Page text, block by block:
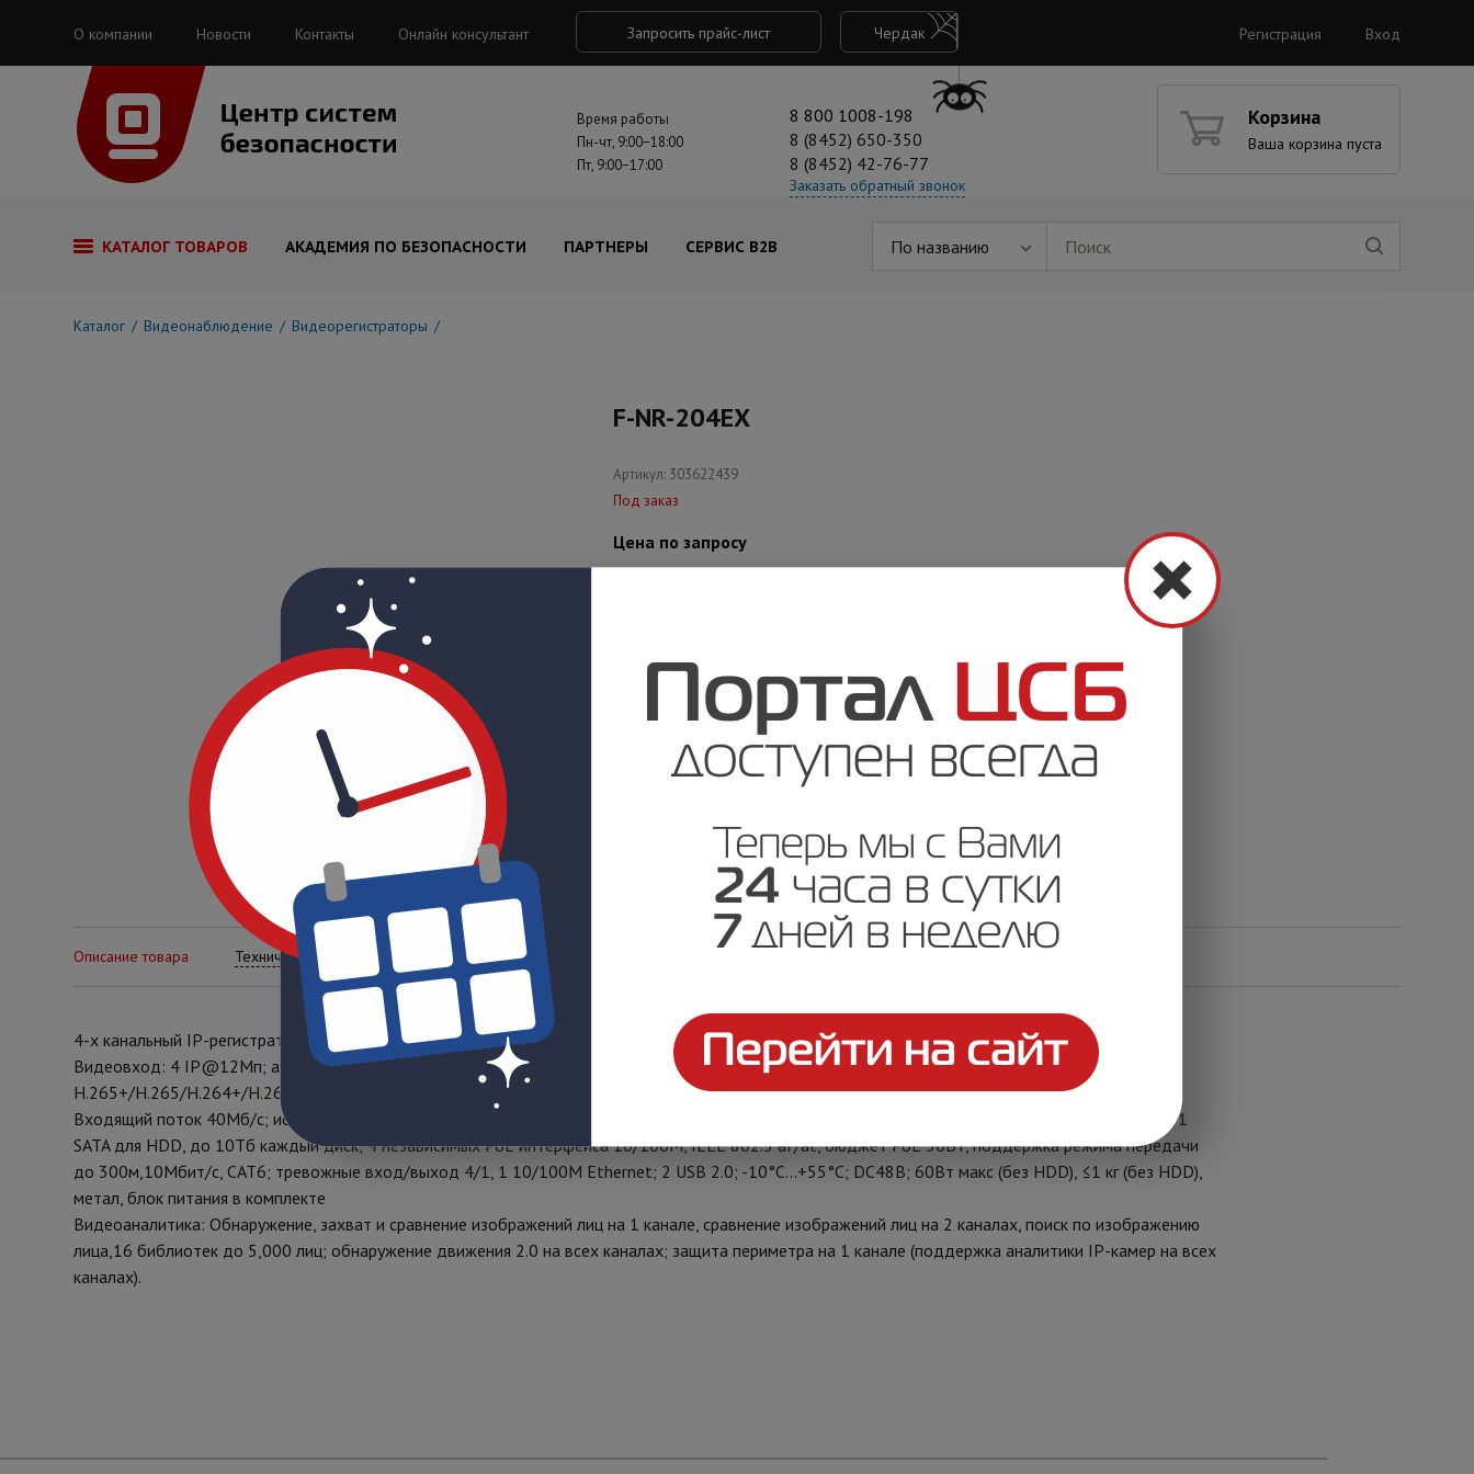
О компании Новости Контакты Онлайн консультант Запросить прайс-лист Чердак Регистрация Вход
Время работы
Пн-чт, 9:00−18:00
Пт, 9:00−17:00
8 800 1008-198
8 (8452) 650-350
8 (8452) 42-76-77
Заказать обратный звонок
Корзина
Ваша корзина пуста
КАТАЛОГ ТОВАРОВ АКАДЕМИЯ ПО БЕЗОПАСНОСТИ ПАРТНЕРЫ СЕРВИС B2B По названию
Каталог Видеонаблюдение Видеорегистраторы
F-NR-204EX
Артикул: 303622439
Под заказ
Цена по запросу
Описание товара Технические характеристики
4-х канальный IP-регистратор c 4-мя PoE интерфейсами и технологией SharpSense
Видеовход: 4 IP@12Мп; аудиовход: 1 канал RCA; видеовыход: 1 VGA до 1080p, 1 HDMI до 4К; аудиовыход: 1 канал RCA. Видеосжатие
H.265+/H.265/H.264+/H.264;
Входящий поток 40Мб/с; исходящий поток 80Мб/с; разрешение записи до 12Мп; синхр.воспр. 1 канал @12Мп, 1 канал @8Мп, 4 канала@4Мп; 1
SATA для HDD, до 10Тб каждый диск; 4 независимых PoE интерфейса 10/100M, IEEE 802.3 af/at, бюджет PoE 50Вт, поддержка режима передачи
до 300м,10Мбит/с, CAT6; тревожные вход/выход 4/1, 1 10/100M Ethernet; 2 USB 2.0; -10°C...+55°C; DC48В; 60Вт макс (без HDD), ≤1 кг (без HDD),
метал, блок питания в комплекте
Видеоаналитика: Обнаружение, захват и сравнение изображений лиц на 1 канале, сравнение изображений лиц на 2 каналах, поиск по изображению
лица,16 библиотек до 5,000 лиц; обнаружение движения 2.0 на всех каналах; защита периметра на 1 канале (поддержка аналитики IP-камер на всех
каналах).